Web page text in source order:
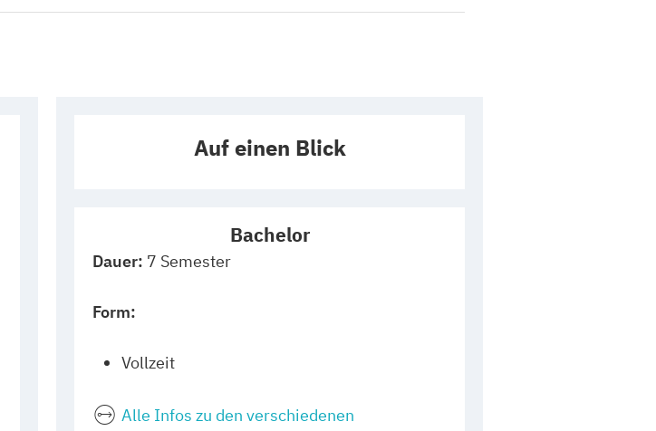
Auf einen Blick
Bachelor
Dauer: 7 Semester
Form:
Vollzeit
Alle Infos zu den verschiedenen